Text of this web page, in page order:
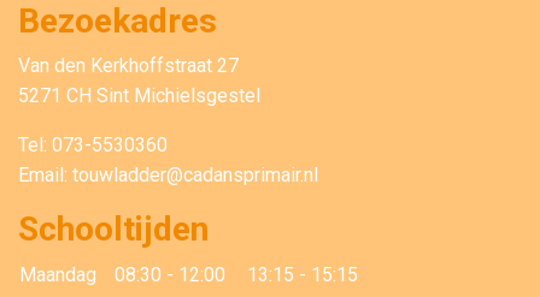
Bezoekadres
Van den Kerkhoffstraat 27
5271 CH Sint Michielsgestel
Tel: 073-5530360
Email: touwladder@cadansprimair.nl
Schooltijden
Maandag 08:30 - 12:00 13:15 - 15:15